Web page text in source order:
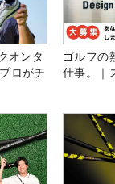
オンタ
ロがチ
ゴルフの
仕事。｜